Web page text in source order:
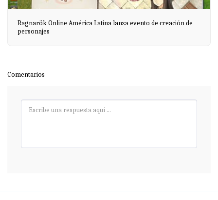
Ragnarök Online América Latina lanza evento de creación de
personajes
Comentarios